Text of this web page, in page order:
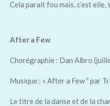
Cela parait fou mais, c’est
After a Few
Chorégraphie : Dan Albro
Musique : « After a Few ” par
Le titre de la danse et de la